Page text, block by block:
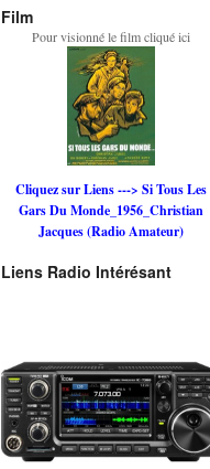
Film
Pour visionné le film cliqué ici
Cliquez sur Liens ---> Si Tous Les
Gars Du Monde_1956_Christian
Jacques (Radio Amateur)
Liens Radio Intérésant